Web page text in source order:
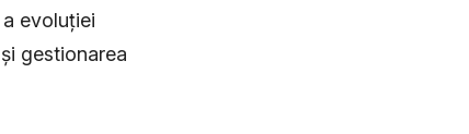
evoluției
gestionarea